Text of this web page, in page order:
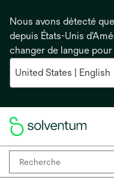
Nous avons détecté
depuis États-Unis
changer de langue